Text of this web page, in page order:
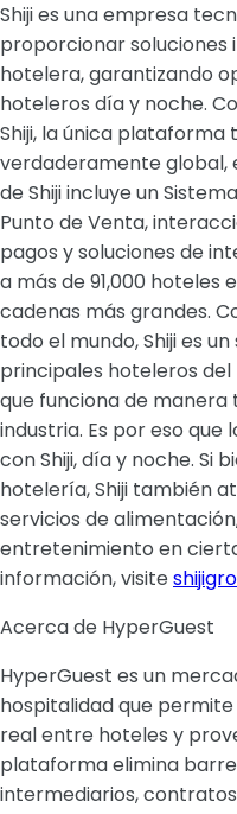
Shiji es una empresa
proporcionar soluciones
hotelera, garantizando
hoteleros día y noche.
Shiji, la única
verdaderamente global,
de Shiji incluye un
Punto de Venta,
pagos y soluciones de
a más de 91,000 hoteles
cadenas más grandes.
todo el mundo, Shiji es
principales hoteleros
que funciona de
industria. Es por eso
con Shiji, día y noche. Si
hotelería, Shiji también
servicios de
entretenimiento en
información, visite
Acerca de HyperGuest
HyperGuest es un
hospitalidad que
real entre hoteles y
plataforma elimina
intermediarios,